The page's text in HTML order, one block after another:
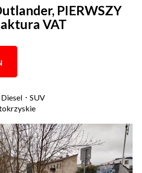
PIERWSZY
VAT
Diesel
SUV